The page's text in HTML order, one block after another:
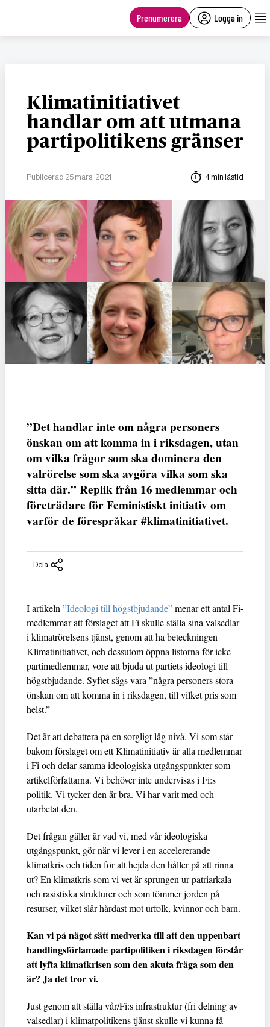
Prenumerera Logga in
Klimatinitiativet
handlar om att utmana
partipolitikens gränser
Publicerad 25 mars, 2021 4 min lästid
”Det handlar inte om några personers
önskan om att komma in i riksdagen, utan
om vilka frågor som ska dominera den
valrörelse som ska avgöra vilka som ska
sitta där.” Replik från 16 medlemmar och
företrädare för Feministiskt initiativ om
varför de förespråkar #klimatinitiativet.
Dela
I artikeln ”Ideologi till högstbjudande”menar ett antal Fi-
medlemmar att förslaget att Fi skulle ställa sina valsedlar
i klimatrörelsens tjänst, genom att ha beteckningen
Klimatinitiativet, och dessutom öppna listorna för icke-
partimedlemmar, vore att bjuda ut partiets ideologi till
högstbjudande. Syftet sägs vara ”några personers stora
önskan om att komma in i riksdagen, till vilket pris som
helst.”
Det är att debattera på en sorgligt låg nivå. Vi som står
bakom förslaget om ett Klimatinitiativ är alla medlemmar
i Fi och delar samma ideologiska utgångspunkter som
artikelförfattarna. Vi behöver inte undervisas i Fi:s
politik. Vi tycker den är bra. Vi har varit med och
utarbetat den.
Det frågan gäller är vad vi, med vår ideologiska
utgångspunkt, gör när vi lever i en accelererande
klimatkris och tiden för att hejda den håller på att rinna
ut? En klimatkris som vi vet är sprungen ur patriarkala
och rasistiska strukturer och som tömmer jorden på
resurser, vilket slår hårdast mot urfolk, kvinnor och barn.
Kan vi på något sätt medverka till att den uppenbart
handlingsförlamade partipolitiken i riksdagen förstår
att lyfta klimatkrisen som den akuta fråga som den
är? Ja det tror vi.
Just genom att ställa vår/Fi:s infrastruktur (fri delning av
valsedlar) i klimatpolitikens tjänst skulle vi kunna få